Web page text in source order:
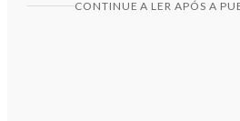
CONTINUE A LER APÓS A